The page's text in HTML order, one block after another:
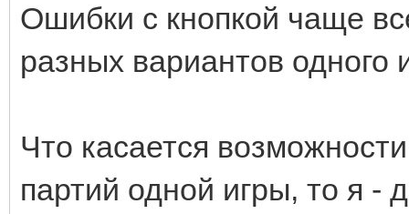
Ошибки с кнопкой чаще
разных вариантов одного
Что касается
партий одной игры, то я -